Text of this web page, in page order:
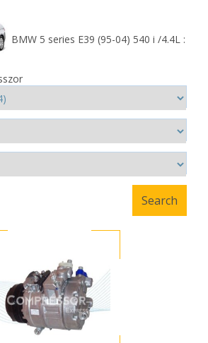
BMW 5 series E39 (95-04) 540 i /4.4L :